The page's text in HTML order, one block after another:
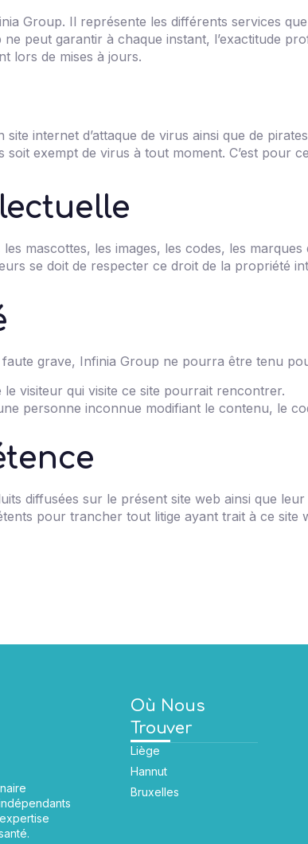
Group. Il représente les différents services
peut garantir à chaque instant, l’exactitude
lors de mises à jours.
site internet d’attaque de virus ainsi que de
exempt de virus à tout moment. C’est
mascottes, les images, les codes, les
se doit de respecter ce droit de la propriété
faute grave, Infinia Group ne pourra être tenu
visiteur qui visite ce site pourrait rencontrer.
personne inconnue modifiant le contenu, le
diffusées sur le présent site web ainsi que
pour trancher tout litige ayant trait à ce
Où Nous
Trouver
Liège
Hannut
Bruxelles